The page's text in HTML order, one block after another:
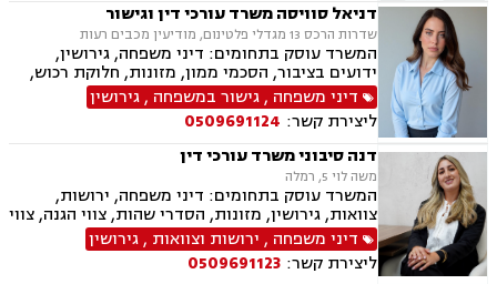
דניאל סוויסה משרד עורכי דין וגישור
שדרות הרכס 13 מגדלי פלטינום, מודיעין מכבים רעות
המשרד עוסק בתחומים: דיני משפחה, גירושין,
ידועים בציבור, הסכמי ממון, מזונות, חלוקת רכוש,
מעמד אישי, תיאום הורי, זמני שהות (החזקת ילדים),
אלימות במשפחה, ניכור הורי, אפוטרופסות, ירושות
וצוואות, גישור במשפחה, ליטיגציה, ייפוי כוח
מתמשך.
דיני משפחה ,גישור במשפחה ,גירושין
ליצירת קשר: 0509691124
דנה סיבוני משרד עורכי דין
משה לוי 5, רמלה
המשרד עוסק בתחומים: דיני משפחה, ירושות,
צוואות, גירושין, מזונות, הסדרי שהות, צווי הגנה, צווי
מניעה, הסכמי ממון, עריכת הסכמים משפטיים,
אפוטרופסות, חלוקת רכוש, מעמד אישי, ייפוי כוח
מתמשך.
דיני משפחה , ירושות וצוואות ,גירושין
ליצירת קשר: 0509691123